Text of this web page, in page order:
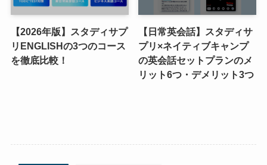
【2026年版】スタディサプ
リENGLISHの3つのコース
を徹底比較！
【日常英会話】スタディサ
プリ×ネイティブキャンプ
の英会話セットプランのメ
リット6つ・デメリット3つ